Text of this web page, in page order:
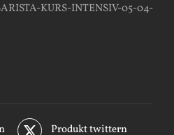
KURS-INTENSIV-05-04-
Produkt twittern